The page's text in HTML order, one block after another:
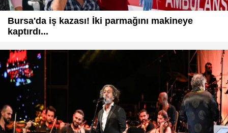
Bursa'da iş kazası! İki parmağını makineye
kaptırdı...